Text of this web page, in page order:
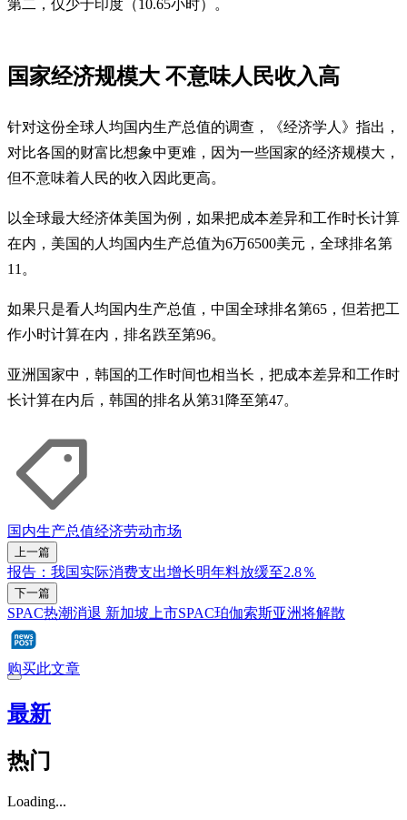
第二，仅少于印度（10.65小时）。
国家经济规模大 不意味人民收入高
针对这份全球人均国内生产总值的调查，《经济学人》指出，
对比各国的财富比想象中更难，因为一些国家的经济规模大，
但不意味着人民的收入因此更高。
以全球最大经济体美国为例，如果把成本差异和工作时长计算
在内，美国的人均国内生产总值为6万6500美元，全球排名第
11。
如果只是看人均国内生产总值，中国全球排名第65，但若把工
作小时计算在内，排名跌至第96。
亚洲国家中，韩国的工作时间也相当长，把成本差异和工作时
长计算在内后，韩国的排名从第31降至第47。
国内生产总值经济劳动市场
上一篇
报告：我国实际消费支出增长明年料放缓至2.8％
下一篇
SPAC热潮消退 新加坡上市SPAC珀伽索斯亚洲将解散
购买此文章
最新
热门
Loading...